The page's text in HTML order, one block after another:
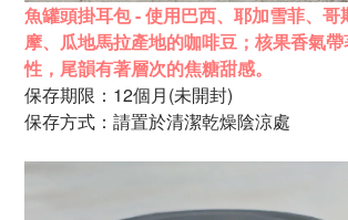
魚罐頭掛耳包 - 使用巴西、耶加雪菲、哥
摩、瓜地馬拉產地的咖啡豆；核果香氣
性，尾韻有著層次的焦糖甜感。
保存期限：12個月(未開封)
保存方式：請置於清潔乾燥陰涼處